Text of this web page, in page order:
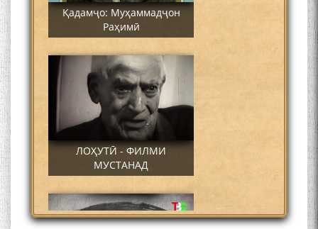
Қадамҷо: Муҳаммадҷон
Раҳимӣ
ЛОҲУТӢ - ФИЛМИ
МУСТАНАД